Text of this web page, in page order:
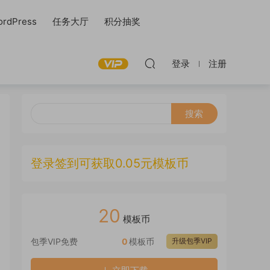
任务大厅 积分抽奖
登录 注册
登录签到可获取0.05元模板币
20 模板币
包季VIP免费 升级包季VIP
0模板币